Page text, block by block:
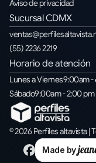
Aviso de privacidad
Sucursal CDMX
(55) 2236 2219
Horario de atención
Lunes a Viernes9:00am -
Sábado9:00am - 2:00 pm
© 2026 Perfiles altavista |
Made by